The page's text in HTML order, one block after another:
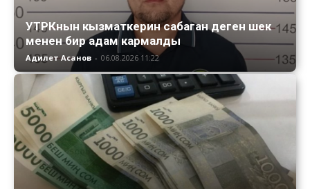
УТРКнын кызматкерин сабаган деген шек
менен бир адам кармалды
Адилет Асанов - 06.08.2026 11:22